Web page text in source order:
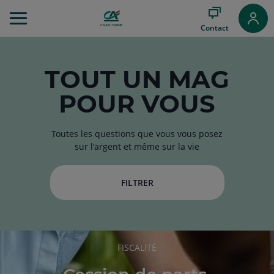
au
Contact
TOUT UN MAG
POUR VOUS
Toutes les questions que vous vous posez
sur l'argent et même sur la vie
FILTRER
RUBRIQUE
DE
L'ARTICLE
FISCALITÉ